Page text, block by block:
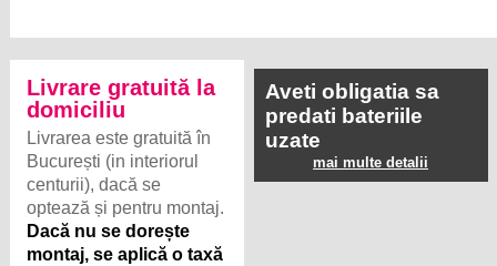
Livrare gratuită la
domiciliu
Livrarea este gratuită în
București (in interiorul
centurii), dacă se
optează și pentru montaj.
Dacă nu se dorește
montaj, se aplică o taxă
Aveti obligatia sa
predati bateriile
uzate
mai multe detalii